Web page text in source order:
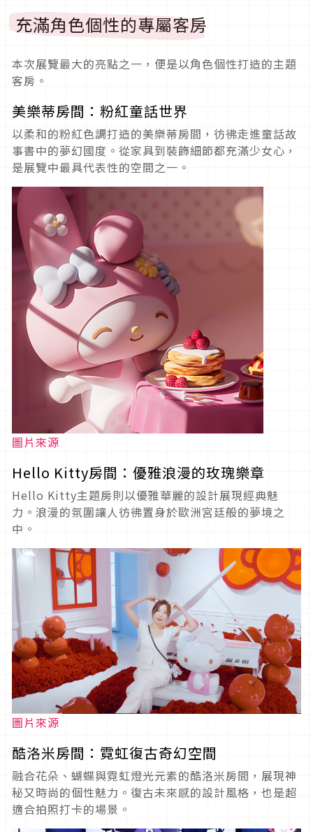
充滿角色個性的專屬客房
本次展覽最大的亮點之一，便是以角色個性打造的主題
客房。
美樂蒂房間：粉紅童話世界
以柔和的粉紅色調打造的美樂蒂房間，彷彿走進童話故
事書中的夢幻國度。從家具到裝飾細節都充滿少女心，
是展覽中最具代表性的空間之一。
圖片來源
Hello Kitty房間：優雅浪漫的玫瑰樂章
Hello Kitty主題房則以優雅華麗的設計展現經典魅
力。浪漫的氛圍讓人彷彿置身於歐洲宮廷般的夢境之
中。
圖片來源
酷洛米房間：霓虹復古奇幻空間
融合花朵、蝴蝶與霓虹燈光元素的酷洛米房間，展現神
秘又時尚的個性魅力。復古未來感的設計風格，也是超
適合拍照打卡的場景。